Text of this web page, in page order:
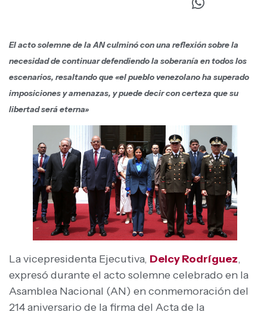
El acto solemne de la AN culminó con una reflexión sobre la
necesidad de continuar defendiendo la soberanía en todos los
escenarios, resaltando que «el pueblo venezolano ha superado
imposiciones y amenazas, y puede decir con certeza que su
libertad será eterna»
La vicepresidenta Ejecutiva, Delcy Rodríguez,
expresó durante el acto solemne celebrado en la
Asamblea Nacional (AN) en conmemoración del
214 aniversario de la firma del Acta de la